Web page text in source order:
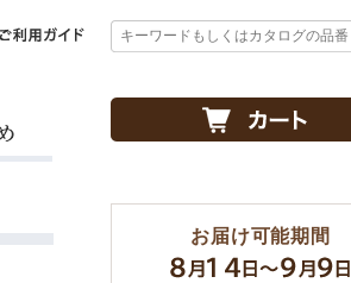
お届け可能期間